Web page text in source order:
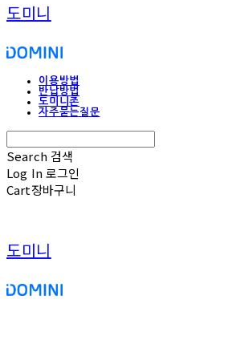
도미니
이용방법
반납방법
도미니존
자주묻는질문
Search 검색
Log In로그인
Cart장바구니
도미니